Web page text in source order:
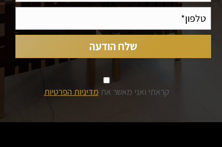
קראתי ואני מאשר את מדיניות הפרטיות